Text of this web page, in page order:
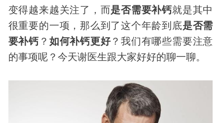
变得越来越关注了，而是否需要补钙就是其中
很重要的一项，那么到了这个年龄到底是否需
要补钙 ？ 如何补钙更好？我们有哪些需要注意
的事项呢？今天谢医生跟大家好好的聊一聊。